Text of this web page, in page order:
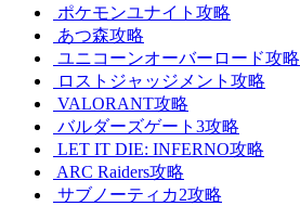
ポケモンユナイト攻略
あつ森攻略
ユニコーンオーバーロード攻略
ロストジャッジメント攻略
VALORANT攻略
バルダーズゲート3攻略
LET IT DIE: INFERNO攻略
ARC Raiders攻略
サブノーティカ2攻略